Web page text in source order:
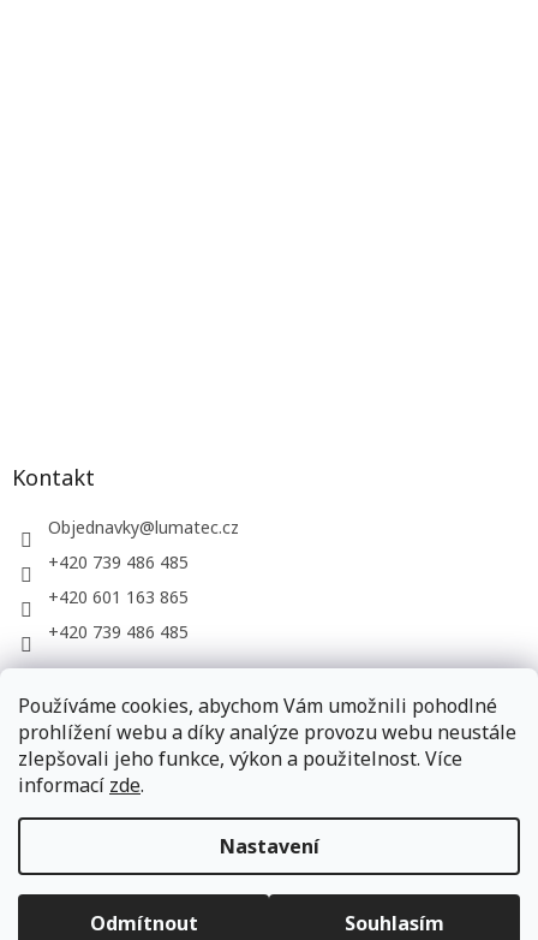
Používáme cookies, abychom Vám umožnili pohodlné
prohlížení webu a díky analýze provozu webu neustále
zlepšovali jeho funkce, výkon a použitelnost. Více
informací zde.
Nastavení
Odmítnout Souhlasím
Kontakt
Objednavky@lumatec.cz
+420 739 486 485
+420 601 163 865
+420 739 486 485
LUMATEC, s.r.o. - web společnosti
Vytvořil Shoptet
Copyright 2026LUMATEC.store. Všechna práva vyhrazena.
Upravit nastavení cookies